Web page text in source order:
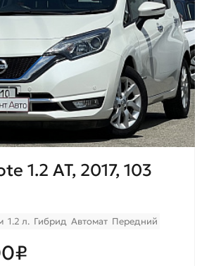
1.2 AT, 2017, 103
1.2 л. Гибрид Автомат Передний